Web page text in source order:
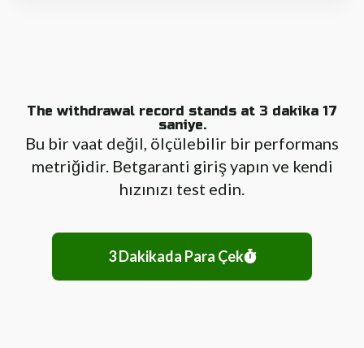
The withdrawal record stands at 3 dakika 17
saniye.
Bu bir vaat değil, ölçülebilir bir performans
metriğidir. Betgaranti giriş yapın ve kendi
hızınızı test edin.
3 Dakikada Para Çek